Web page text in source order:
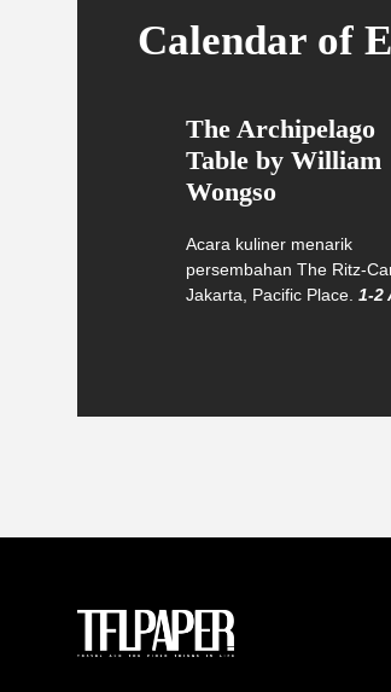
Calendar of
The Archipelago
Table by William
Wongso
Acara kuliner menarik
persembahan The Ritz-
Jakarta, Pacific Place. 1-2